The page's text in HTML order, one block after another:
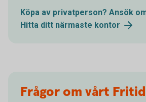
Köpa av privatperson? Ansök
Hitta ditt närmaste kontor
Frågor om vårt